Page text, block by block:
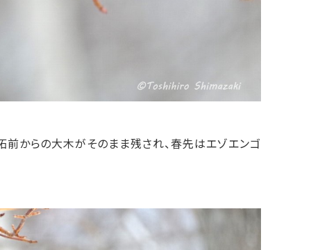
からの大木がそのまま残され、春先はエゾエンゴ